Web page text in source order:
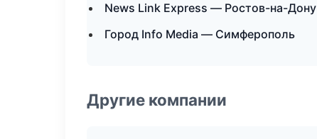
News Link Express — Ростов-на-Дону
Город Info Media — Симферополь
Другие компании